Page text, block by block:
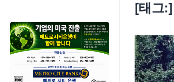
[태그:]